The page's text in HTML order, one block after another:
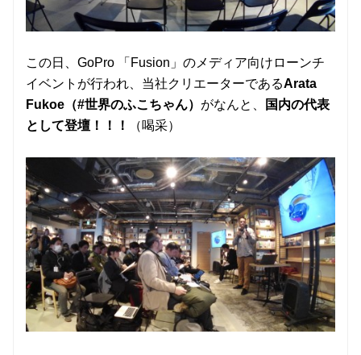
この日、GoPro 「Fusion」のメディア向けローンチ
イベントが行われ、当社クリエーターであるArata
Fukoe（#世界のふこちゃん） がなんと、
国内の代表
として登壇！！！
（喝采）